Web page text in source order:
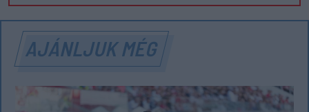
AJÁNLJUK MÉG